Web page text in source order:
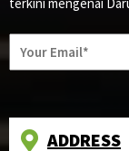
ADDRESS